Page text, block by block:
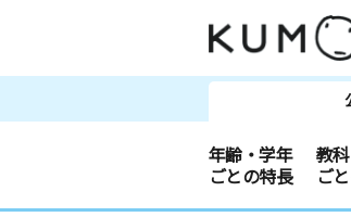
年齢・学年
ごとの特長
教
ご